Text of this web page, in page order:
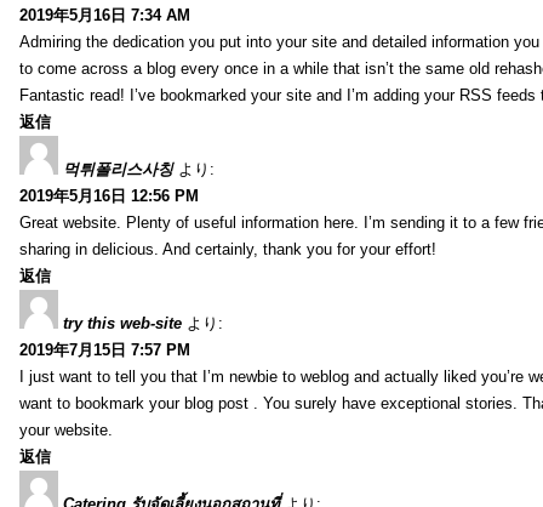
2019年5月16日 7:34 AM
Admiring the dedication you put into your site and detailed information you
to come across a blog every once in a while that isn’t the same old
Fantastic read! I’ve bookmarked your site and I’m adding your RSS
返信
먹튀폴리스사칭 より:
2019年5月16日 12:56 PM
Great website. Plenty of useful information here. I’m sending it to a few
sharing in delicious. And certainly, thank you for your effort!
返信
try this web-site より:
2019年7月15日 7:57 PM
I just want to tell you that I’m newbie to weblog and actually liked you’re
want to bookmark your blog post . You surely have exceptional stories.
your website.
返信
Catering รับจัดเลี้ยงนอกสถานที่ より: